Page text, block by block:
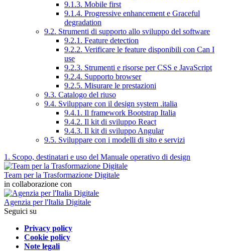
9.1.3. Mobile first
9.1.4. Progressive enhancement e Graceful
degradation
9.2. Strumenti di supporto allo sviluppo del software
9.2.1. Feature detection
9.2.2. Verificare le feature disponibili con Can I
use
9.2.3. Strumenti e risorse per CSS e JavaScript
9.2.4. Supporto browser
9.2.5. Misurare le prestazioni
9.3. Catalogo del riuso
9.4. Sviluppare con il design system .italia
9.4.1. Il framework Bootstrap Italia
9.4.2. Il kit di sviluppo React
9.4.3. Il kit di sviluppo Angular
9.5. Sviluppare con i modelli di sito e servizi
1. Scopo, destinatari e uso del Manuale operativo di design
Team per la Trasformazione Digitale
in collaborazione con
Agenzia per l'Italia Digitale
Seguici su
Privacy policy
Cookie policy
Note legali